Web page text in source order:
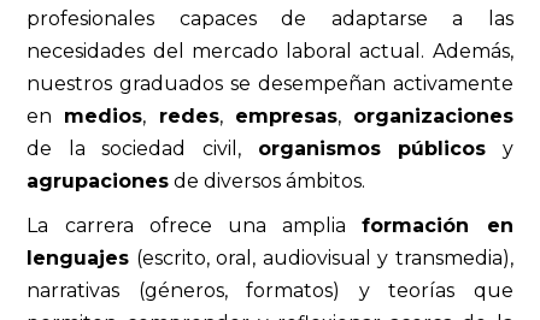
profesionales capaces de adaptarse a las
necesidades del mercado laboral actual. Además,
nuestros graduados se desempeñan activamente
en medios, redes, empresas, organizaciones
de la sociedad civil, organismos públicos y
agrupaciones de diversos ámbitos.
La carrera ofrece una ampliaformación en
lenguajes (escrito, oral, audiovisual y transmedia),
narrativas (géneros, formatos) y teorías que